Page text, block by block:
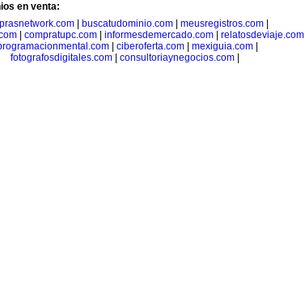
en venta:
buscatudominio.com meusregistros.com
| compratupc.com| informesdemercado.com| relatosdeviaje.com
| ciberoferta.com| mexiguia.com|
fotografosdigitales.com| consultoriaynegocios.com|